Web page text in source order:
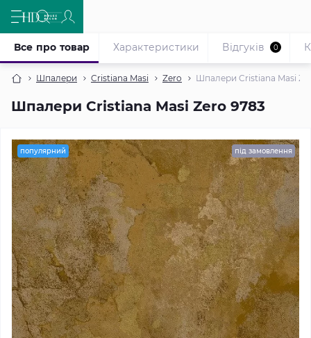
Шпалери Cristiana Masi Zero Шпалери Cristiana Masi
Шпалери Cristiana Masi Zero 9783
Все про товар Характеристики Відгуків 0
популярний під замовлення